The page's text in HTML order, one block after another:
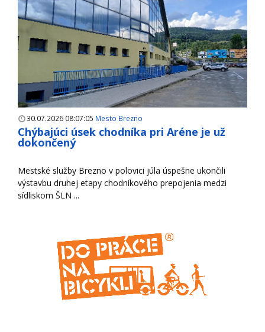
30.07.2026 08:07:05 Mesto Brezno
Chýbajúci úsek chodníka pri Aréne je už
dokončený
Mestské služby Brezno v polovici júla úspešne ukončili
výstavbu druhej etapy chodníkového prepojenia medzi
sídliskom ŠLN ...